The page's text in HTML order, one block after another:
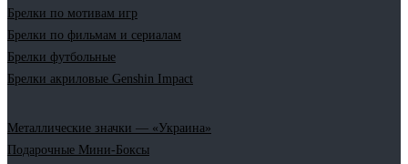
Брелки по мотивам игр
Брелки по фильмам и сериалам
Брелки футбольные
Брелки акриловые Genshin Impact
Металлические значки — «Украина»
Подарочные Мини-Боксы